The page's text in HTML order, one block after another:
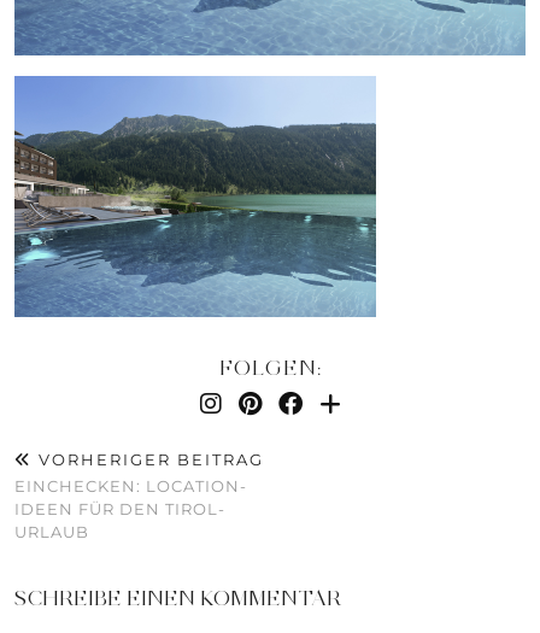
FOLGEN:
VORHERIGER BEITRAG
EINCHECKEN: LOCATION-
IDEEN FÜR DEN TIROL-
URLAUB
SCHREIBE EINEN KOMMENTAR